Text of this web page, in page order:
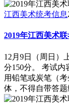
江西美术统考信息
2019年江西美术
12月9日（周日）
分150分。 考试
用铅笔或炭笔（
体，不得自带答